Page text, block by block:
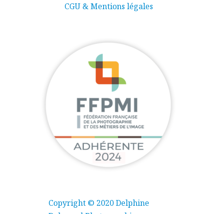
CGU & Mentions légales
Copyright © 2020 Delphine